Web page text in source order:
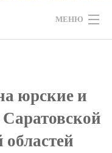
МЕНЮ
юрские и
областей